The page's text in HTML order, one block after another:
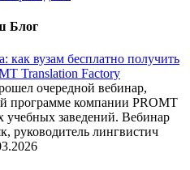
Блог
как вузам бесплатно получить
Translation Factory
очередной вебинар,
программе компании PROMT
учебных заведений. Вебинар
руководитель лингвистич